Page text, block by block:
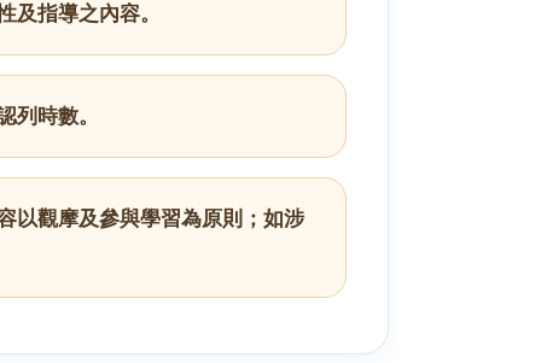
及指導之內容。
列時數。
以觀摩及參與學習為原則；如涉